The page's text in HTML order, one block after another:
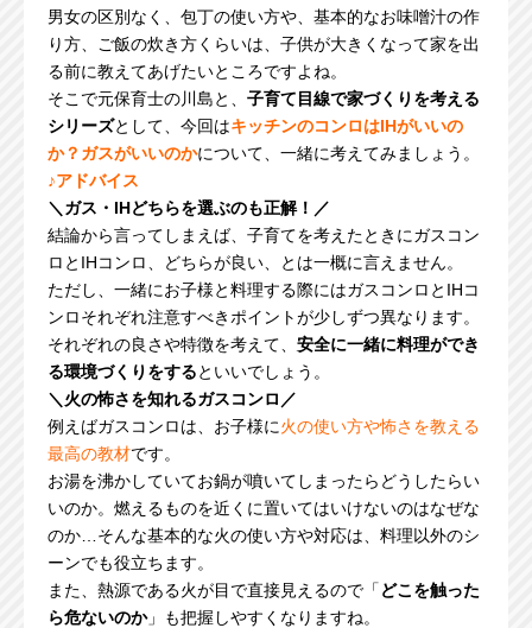
男女の区別なく、包丁の使い方や、基本的なお味噌汁の作
り方、ご飯の炊き方くらいは、子供が大きくなって家を出
る前に教えてあげたいところですよね。
そこで元保育士の川島と、 子育て目線で家づくりを考える
シリーズとして、今回はキッチンのコンロはIHがいいの
か？ガスがいいのかについて、一緒に考えてみましょう。
♪アドバイス
＼ガス・IHどちらを選ぶのも正解！／
結論から言ってしまえば、子育てを考えたときにガスコン
ロとIHコンロ、どちらが良い、とは一概に言えません。
ただし、一緒にお子様と料理する際にはガスコンロとIHコ
ンロそれぞれ注意すべきポイントが少しずつ異なります。
それぞれの良さや特徴を考えて、 安全に一緒に料理ができ
る環境づくりをするといいでしょう。
＼火の怖さを知れるガスコンロ／
例えばガスコンロは、お子様に火の使い方や怖さを教える
最高の教材です。
お湯を沸かしていてお鍋が噴いてしまったらどうしたらい
いのか。燃えるものを近くに置いてはいけないのはなぜな
のか…そんな基本的な火の使い方や対応は、料理以外のシ
ーンでも役立ちます。
また、熱源である火が目で直接見えるので「どこを触った
ら危ないのか」も把握しやすくなりますね。